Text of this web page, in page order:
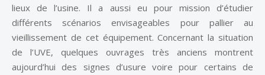
lieux de l’usine. Il a aussi eu pour mission d’étudier
différents scénarios envisageables pour pallier au
vieillissement de cet équipement. Concernant la situation
de l’UVE, quelques ouvrages très anciens montrent
aujourd’hui des signes d’usure voire pour certains de